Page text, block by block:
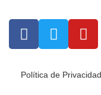
Política de